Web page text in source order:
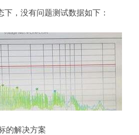
，没有问题测试数据如下：
的解决方案